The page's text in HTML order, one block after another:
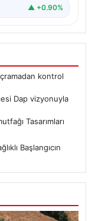
▲ +0.90%
kontrol
Dap vizyonuyla
Tasarımları
Başlangıcın